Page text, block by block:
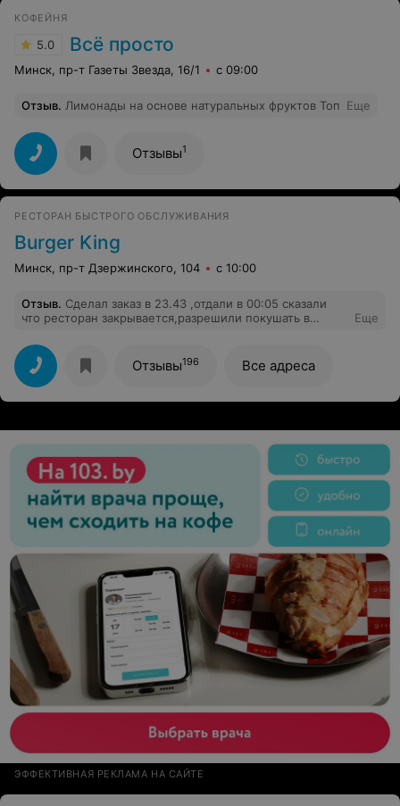
КОФЕЙНЯ
5.0 Всё просто
Минск, пр-т Газеты Звезда, 16/1 с 09:00
Отзыв. Лимонады на основе натуральных фруктов Топ Еще
Отзывы1
РЕСТОРАН БЫСТРОГО ОБСЛУЖИВАНИЯ
Burger King
Минск, пр-т Дзержинского, 104 с 10:00
Отзыв. Сделал заказ в 23.43 ,отдали в 00:05 сказали
что ресторан закрывается,разрешили покушать в
кассе,собирает заказы,насыпает картошку фри и все
это делает в одних и тех же перчатках,в заказ не
положили ни одной салфетки,перепутали соуса.
Еще
Отзывы196 Все адреса
ЭФФЕКТИВНАЯ РЕКЛАМА НА САЙТЕ